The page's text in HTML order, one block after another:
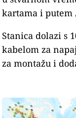
kartama i putem
Stanica dolazi s
kabelom za
za montažu i